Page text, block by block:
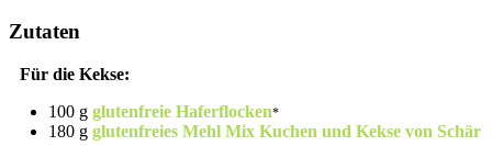
Zutaten
Für die Kekse:
100 g glutenfreie Haferflocken
180 g glutenfreies Mehl Mix Kuchen und Kekse von Schär